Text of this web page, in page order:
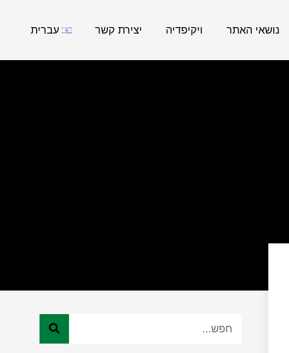
נושאי האתר ויקיפדיה יצירת קשר עברית